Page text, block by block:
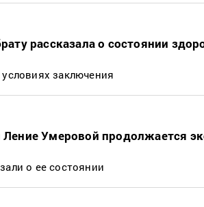
рассказала о состоянии
заключения
Умеровой продолжается
о ее состоянии